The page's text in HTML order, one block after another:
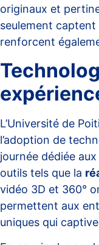
originaux et
seulement captent
renforcent
L’Université de
l’adoption de
journée dédiée
outils tels que la
vidéo 3D et 360°
permettent aux
uniques qui